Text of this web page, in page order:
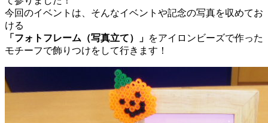
今回のイベントは、そんなイベントや記念の写真を収めてお
ける
「フォトフレーム（写真立て）」 をアイロンビーズで作った
モチーフで飾りつけをして行きます！